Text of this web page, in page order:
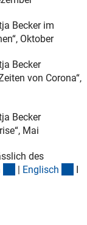
Becker im
Oktober
Becker
von Corona“,
Becker
Mai
des
(Download)
| Englisch
I